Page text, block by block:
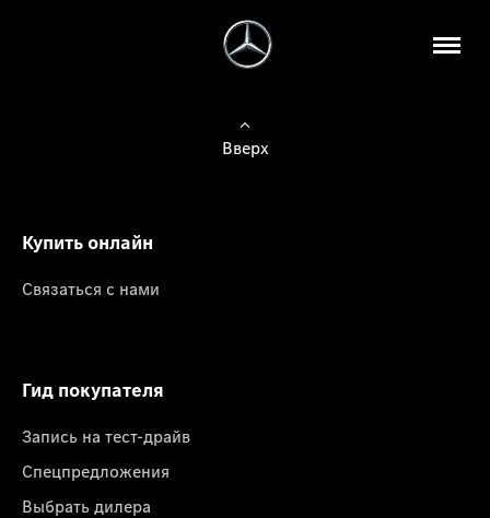
Вверх
Купить онлайн
Связаться с нами
Гид покупателя
Запись на тест-драйв
Спецпредложения
Выбрать дилера